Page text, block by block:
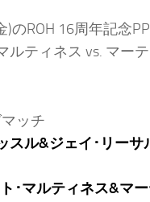
)のROH 16周年記念
ルティネス vs. マー
ッチ
スル&ジェイ･リーサ
･マルティネス&マ